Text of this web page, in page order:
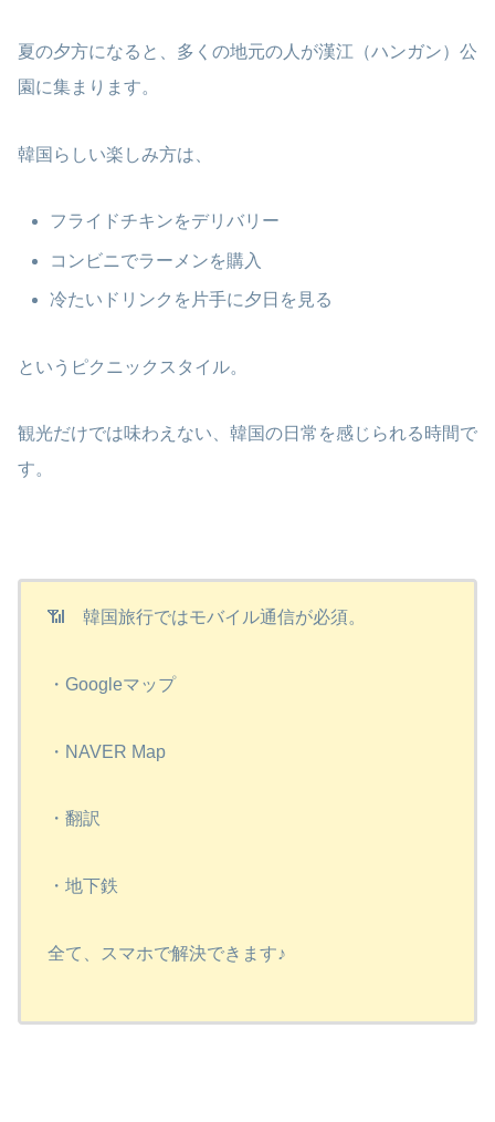
夏の夕方になると、多くの地元の人が漢江（ハンガン）公
園に集まります。
韓国らしい楽しみ方は、
フライドチキンをデリバリー
コンビニでラーメンを購入
冷たいドリンクを片手に夕日を見る
というピクニックスタイル。
観光だけでは味わえない、韓国の日常を感じられる時間で
す。
📶 韓国旅行ではモバイル通信が必須。
・Googleマップ
・NAVER Map
・翻訳
・地下鉄
全て、スマホで解決できます♪